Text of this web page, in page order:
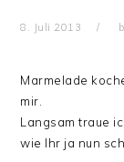
8. Juli 2013
Marmelade
mir.
Langsam traue
wie Ihr ja nun